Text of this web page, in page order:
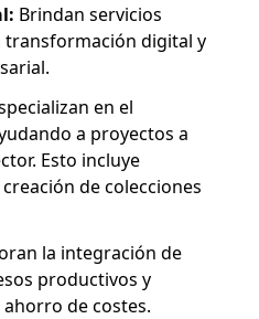
Brindan servicios
transformación digital y
en el
a proyectos a
Esto incluye
de colecciones
la integración de
productivos y
de costes.